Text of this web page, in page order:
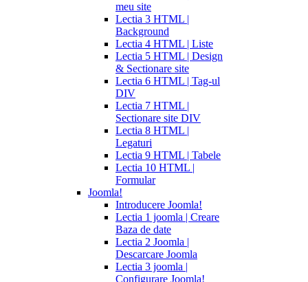
meu site
Lectia 3 HTML |
Background
Lectia 4 HTML | Liste
Lectia 5 HTML | Design
& Sectionare site
Lectia 6 HTML | Tag-ul
DIV
Lectia 7 HTML |
Sectionare site DIV
Lectia 8 HTML |
Legaturi
Lectia 9 HTML | Tabele
Lectia 10 HTML |
Formular
Joomla!
Introducere Joomla!
Lectia 1 joomla | Creare
Baza de date
Lectia 2 Joomla |
Descarcare Joomla
Lectia 3 joomla |
Configurare Joomla!